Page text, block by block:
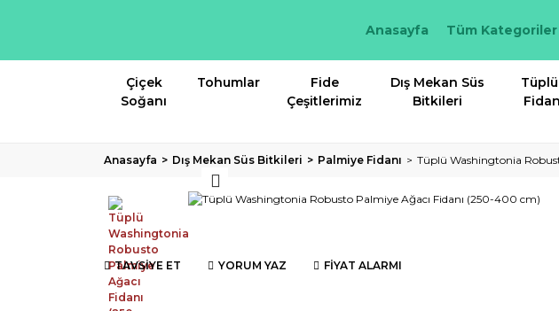
Anasayfa Tüm Kategoriler
Çiçek
Soğanı
Tohumlar
Fide
Çeşitlerimiz
Dış Mekan Süs
Bitkileri
Anasayfa Dış Mekan Süs Bitkileri Palmiye Fidanı Tüplü Washingtonia
TAVSİYE ET YORUM YAZ FİYAT ALARMI